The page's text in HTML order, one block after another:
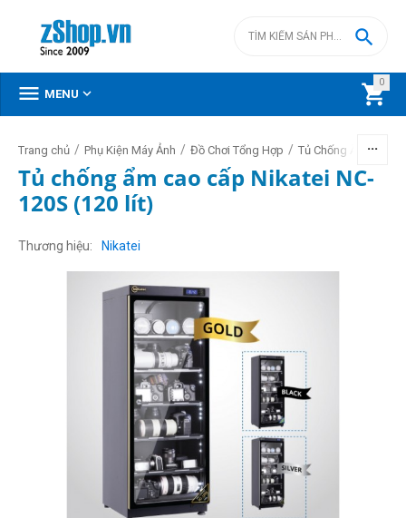
0


 MENU 
Trang chủ / Phụ Kiện Máy Ảnh / Đồ Chơi Tổng Hợp / Tủ Chống Ẩm /
Tủ chống ẩm cao cấp Nikatei NC-
120S (120 lít)
Thương hiệu Nikatei